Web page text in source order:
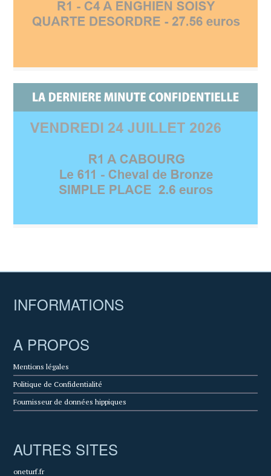
INFORMATIONS
A PROPOS
Mentions légales
Politique de Confidentialité
Fournisseur de données hippiques
AUTRES SITES
oneturf.fr